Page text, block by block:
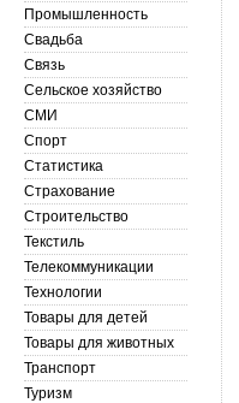
Промышленность
Свадьба
Связь
Сельское хозяйство
СМИ
Спорт
Статистика
Страхование
Строительство
Текстиль
Телекоммуникации
Технологии
Товары для детей
Товары для животных
Транспорт
Туризм